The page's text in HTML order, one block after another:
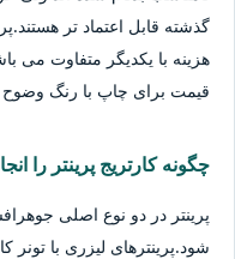
گذشته قابل اعتماد تر
هزینه با یکدیگر متفاوت می
قیمت برای چاپ با رنگ وضوح
چگونه کارتریج پرینتر را
پرینتر در دو نوع اصلی
شود.پرینترهای لیزری با